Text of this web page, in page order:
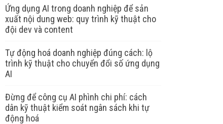
Ứng dụng AI trong doanh nghiệp để sản
xuất nội dung web: quy trình kỹ thuật cho
đội dev và content
Tự động hoá doanh nghiệp đúng cách: lộ
trình kỹ thuật cho chuyển đổi số ứng dụng
AI
Đừng để công cụ AI phình chi phí: cách
dân kỹ thuật kiểm soát ngân sách khi tự
động hoá